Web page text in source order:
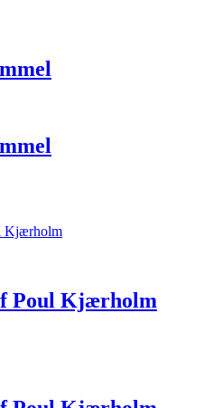
Poul Kjærholm